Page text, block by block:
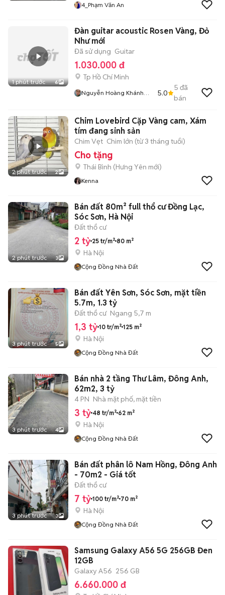
4_Phạm Văn An
1 phút trước 6
Đàn guitar acoustic Rosen Vàng, Đỏ
Như mới
Đã sử dụng Guitar
1.030.000 đ
Tp Hồ Chí Minh
Nguyễn Hoàng Khánh
5.0
5 đã
bán
2 phút trước 2
Chim Lovebird Cặp Vàng cam, Xám
tím đang sinh sản
Chim Vẹt Chim lớn (từ 3 tháng tuổi)
Cho tặng
Thái Bình (Hưng Yên mới)
Kenna
2 phút trước 3
Bán đất 80m² full thổ cư Đồng Lạc,
Sóc Sơn, Hà Nội
Đất thổ cư
2 tỷ 25 tr/m² 80 m²
Hà Nội
Cộng Đồng Nhà Đất
3 phút trước 5
Bán đất Yên Sơn, Sóc Sơn, mặt tiền
5.7m, 1.3 tỷ
Đất thổ cư Ngang 5,7 m
1,3 tỷ 10 tr/m² 125 m²
Hà Nội
Cộng Đồng Nhà Đất
3 phút trước 4
Bán nhà 2 tầng Thư Lâm, Đông Anh,
62m2, 3 tỷ
4 PN Nhà mặt phố, mặt tiền
3 tỷ 48 tr/m² 62 m²
Hà Nội
Cộng Đồng Nhà Đất
3 phút trước 3
Bán đất phân lô Nam Hồng, Đông Anh
- 70m2 - Giá tốt
Đất thổ cư
7 tỷ 100 tr/m² 70 m²
Hà Nội
Cộng Đồng Nhà Đất
Samsung Galaxy A56 5G 256GB Đen
12GB
Galaxy A56 256 GB
6.660.000 đ